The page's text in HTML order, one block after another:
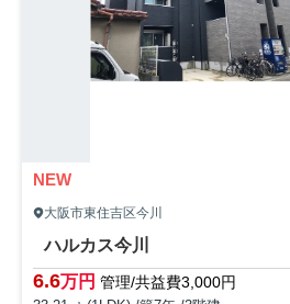
NEW
大阪市東住吉区今川
ハルカス今川
6.6万円 管理/共益費3,000円